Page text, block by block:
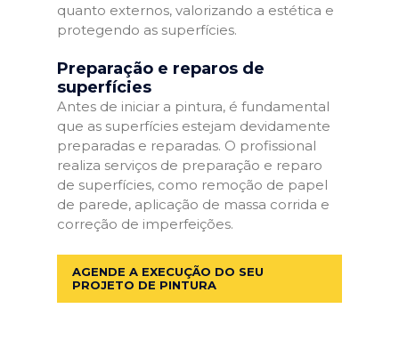
quanto externos, valorizando a estética e
protegendo as superfícies.
Preparação e reparos de
superfícies
Antes de iniciar a pintura, é fundamental
que as superfícies estejam devidamente
preparadas e reparadas. O profissional
realiza serviços de preparação e reparo
de superfícies, como remoção de papel
de parede, aplicação de massa corrida e
correção de imperfeições.
AGENDE A EXECUÇÃO DO SEU
PROJETO DE PINTURA